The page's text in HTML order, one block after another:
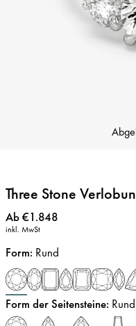
Three Stone
Preis:
Ab €1.848
inkl. MwSt
Form: Rund
Form der Seitensteine: Rund